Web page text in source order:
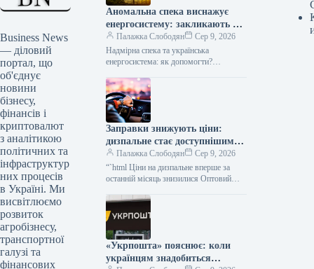
Business News
— діловий
портал, що
об'єднує
новини
бізнесу,
фінансів і
криптовалют
з аналітикою
політичних та
інфраструктур
них процесів
в Україні. Ми
висвітлюємо
розвиток
агробізнесу,
транспортної
галузі та
фінансових
Аномальна спека виснажує
енергосистему: закликають до
термінових дій
Палажка Слободян
Сер 9, 2026
Надмірна спека та українська
енергосистема: як допомогти?
значне додаткове навантаження на
енергетичну інфраструктуру України.
Компанія
Заправки знижують ціни:
дизпальне стає доступнішим
вперше за місяць
Палажка Слободян
Сер 9, 2026
“`html Ціни на дизпальне вперше за
останній місяць знизилися Оптовий
вперше за останні чотири тижні…
«Укрпошта» пояснює: коли
українцям знадобиться